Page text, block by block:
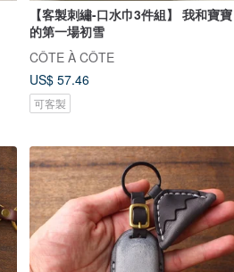
【客製刺繡-口水巾3件組】 我和寶寶
的第一場初雪
CÔTE À CÔTE
US$ 57.46
可客製